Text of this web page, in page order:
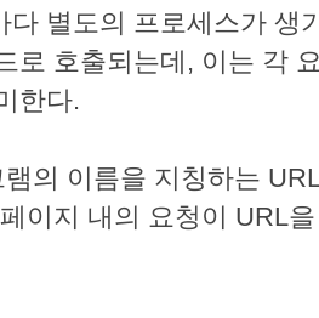
다 별도의 프로세스가 생
로 호출되는데, 이는 각
한다.
의 이름을 지칭하는
이지 내의 요청이 URL